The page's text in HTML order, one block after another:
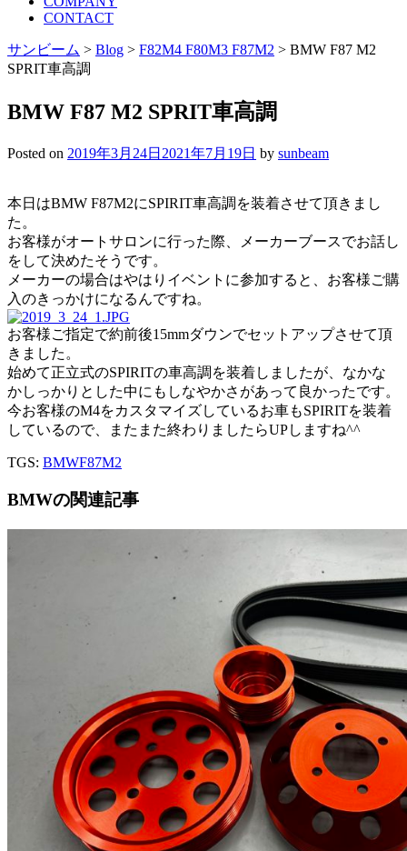
CONTACT
サンビーム > Blog > F82M4 F80M3 F87M2 > BMW F87 M2
SPRIT車高調
BMW F87 M2 SPRIT車高調
Posted on 2019年3月24日 2021年7月19日 by sunbeam
本日はBMW F87M2にSPIRIT車高調を装着させて頂きまし
た。
お客様がオートサロンに行った際、メーカーブースでお話し
をして決めたそうです。
メーカーの場合はやはりイベントに参加すると、お客様ご購
入のきっかけになるんですね。
お客様ご指定で約前後15mmダウンでセットアップさせて頂
きました。
始めて正立式のSPIRITの車高調を装着しましたが、なかな
かしっかりとした中にもしなやかさがあって良かったです。
今お客様のM4をカスタマイズしているお車もSPIRITを装着
しているので、またまた終わりましたらUPしますね^^
TGS: BMWF87M2
BMWの関連記事